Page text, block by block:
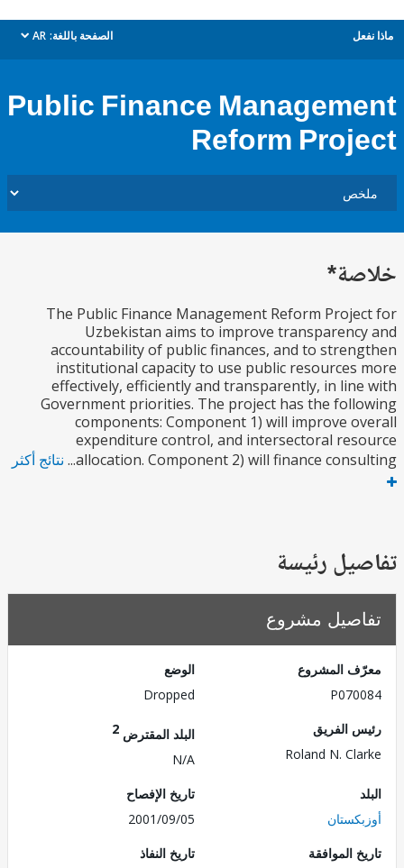
الصفحة باللغة: AR
dropdown
Public Finance
Reform
The Public Finance Management Reform
Uzbekistan aims to improve
accountability of public finances, and to
institutional capacity to use public
effectively, efficiently and transparently, in
Government priorities. The project has the
components: Component 1) will improve
expenditure control, and intersectoral
allocation. Component 2) will finance
نتائج أكثر
رئيسة
مشروع
المشروع
Dropped
الفريق
Roland N.
البلد المقترض
تاريخ الإفصاح
2001/09/05
الموافقة
تاريخ النفاذ